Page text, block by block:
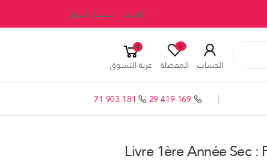
العربية تسجيل الدخول
الحساب
0
المفضلة
0
عربة التسوق
29 419 169
71 903 181
Livre 1ère Année Sec